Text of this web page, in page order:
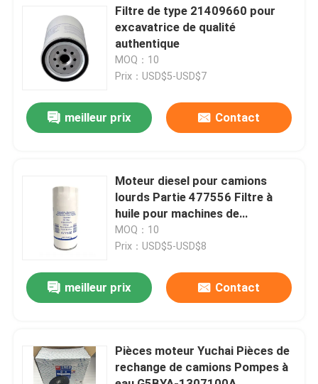
Produits
A propos de nous
Visite d'usine
nouvelles
Demande de soumission
Pièces de rechange Cummins
Filtre de type 21409660 pour
excavatrice de qualité
authentique
MOQ：10
Prix：USD$5-USD$7
meilleur prix Contact
Moteur diesel pour camions
lourds Partie 477556 Filtre à
huile pour machines de
construction
MOQ：10
Prix：USD$5-USD$8
meilleur prix Contact
Pièces moteur Yuchai Pièces de
rechange de camions Pompes à